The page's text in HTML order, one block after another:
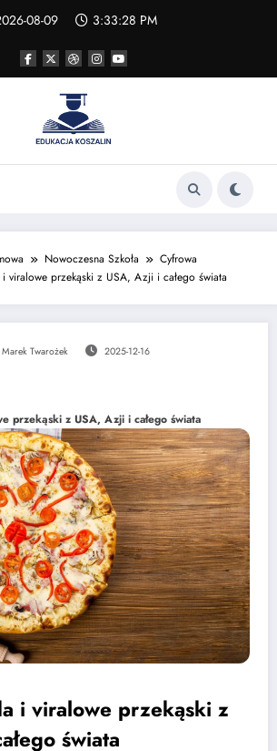
08-09 3:33:28 PM
Nowoczesna Szkoła
Cyfrowa
viralowe przekąski z USA, Azji i całego świata
Marek Twarożek 2025-12-16
przekąski z USA, Azji i całego świata
i viralowe przekąski z
świata